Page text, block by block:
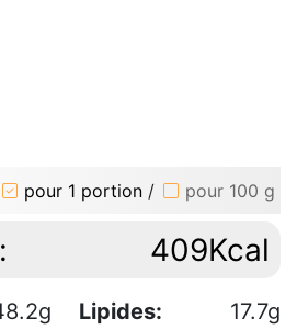
pour 1 portion / pour 100 g
409Kcal
Lipides:
17.7g